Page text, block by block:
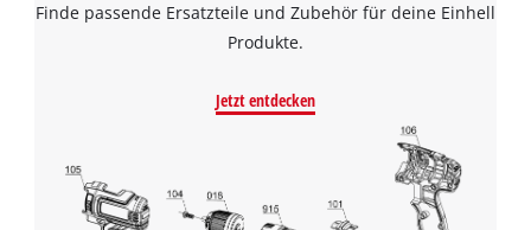
Finde passende Ersatzteile und Zubehör für deine Einhell
Produkte.
Jetzt entdecken